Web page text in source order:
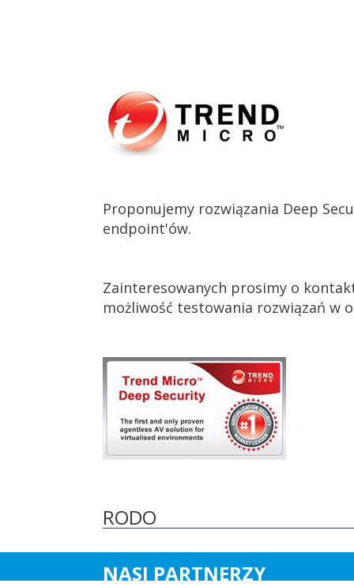
Proponujemy rozwiązania Deep
endpoint'ów.
Zainteresowanych prosimy o
możliwość testowania rozwiązań w
RODO
NASI PARTNERZY